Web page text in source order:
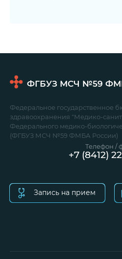
ФГБУЗ МСЧ №59
Федеральное государственное
здравоохранения "Медико-
Федерального медико-
(ФГБУЗ МСЧ №59 ФМБА России)
Запись на прием
Телефон /
+7 (8412)